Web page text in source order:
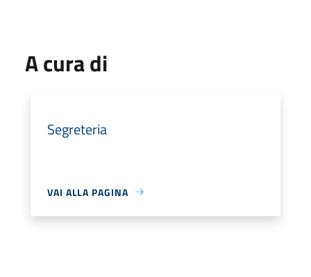
A cura di
Segreteria
VAI ALLA PAGINA